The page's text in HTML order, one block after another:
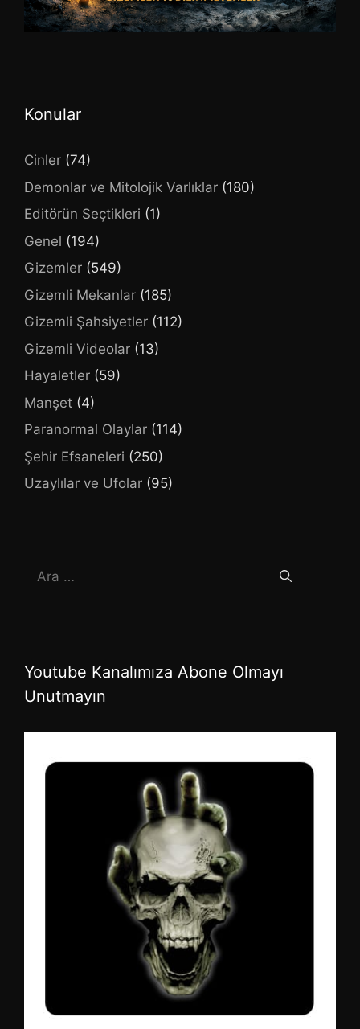
Konular
Cinler (74)
Demonlar ve Mitolojik Varlıklar (180)
Editörün Seçtikleri (1)
Genel (194)
Gizemler (549)
Gizemli Mekanlar (185)
Gizemli Şahsiyetler (112)
Gizemli Videolar (13)
Hayaletler (59)
Manşet (4)
Paranormal Olaylar (114)
Şehir Efsaneleri (250)
Uzaylılar ve Ufolar (95)
için
Youtube Kanalımıza Abone Olmayı
Unutmayın